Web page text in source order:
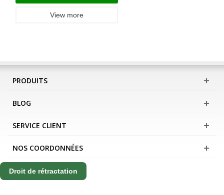
View more
PRODUITS
BLOG
SERVICE CLIENT
NOS COORDONNÉES
Droit de rétractation